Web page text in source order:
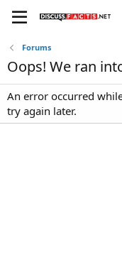
Forums
Oops! We ran
An error occurred
try again later.